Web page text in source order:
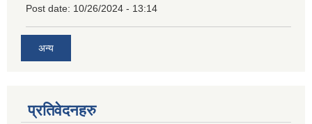
Post date: 10/26/2024 - 13:14
अन्य
प्रतिवेदनहरु